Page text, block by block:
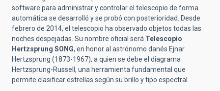
software para administrar y controlar el telescopio de forma
automática se desarrolló y se probó con posterioridad. Desde
febrero de 2014, el telescopio ha observado objetos todas las
noches despejadas. Su nombre oficial será Telescopio
Hertzsprung SONG, en honor al astrónomo danés Ejnar
Hertzsprung (1873-1967), a quien se debe el diagrama
Hertzsprung-Russell, una herramienta fundamental que
permite clasificar estrellas según su brillo y tipo espectral.